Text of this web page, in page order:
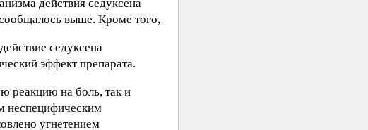
действия седуксена
выше. Кроме того,
седуксена
эффект препарата.
реакцию на боль, так и
неспецифическим
угнетением